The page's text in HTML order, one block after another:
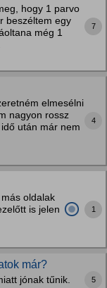
hogy 1 parvo
beszéltem egy
még 1
7
elmesélni
nagyon rossz
után már nem
4
oldalak
is jelen
1
már?
jónak tűnik. 5